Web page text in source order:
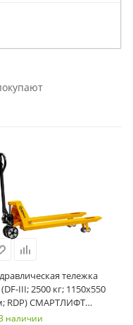
тележка
(DF-III; 2500 кг; 1150х550
RDP) СМАРТЛИФТ
наличии